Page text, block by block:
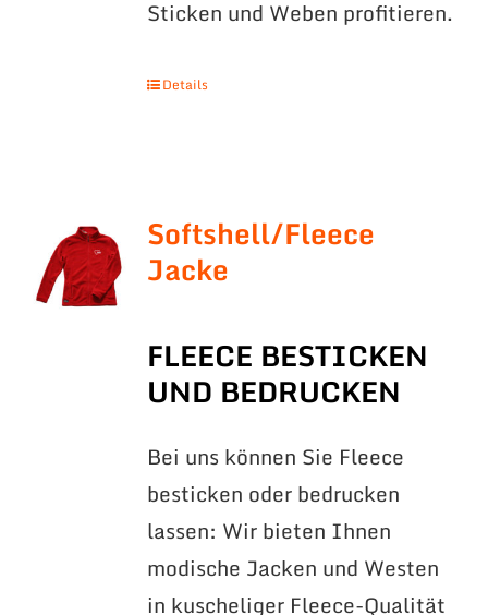
Sticken und Weben profitieren.
Details
Softshell/Fleece
Jacke
FLEECE BESTICKEN
UND BEDRUCKEN
Bei uns können Sie Fleece
besticken oder bedrucken
lassen: Wir bieten Ihnen
modische Jacken und Westen
in kuscheliger Fleece-Qualität